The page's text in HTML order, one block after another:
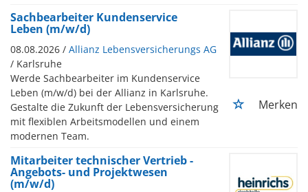
Sachbearbeiter Kundenservice
Leben (m/w/d)
08.08.2026 / Allianz Lebensversicherungs AG
/ Karlsruhe
Werde Sachbearbeiter im Kundenservice
Leben (m/w/d) bei der Allianz in Karlsruhe.
Gestalte die Zukunft der Lebensversicherung
mit flexiblen Arbeitsmodellen und einem
modernen Team.
Merken
Mitarbeiter technischer Vertrieb -
Angebots- und Projektwesen
(m/w/d)